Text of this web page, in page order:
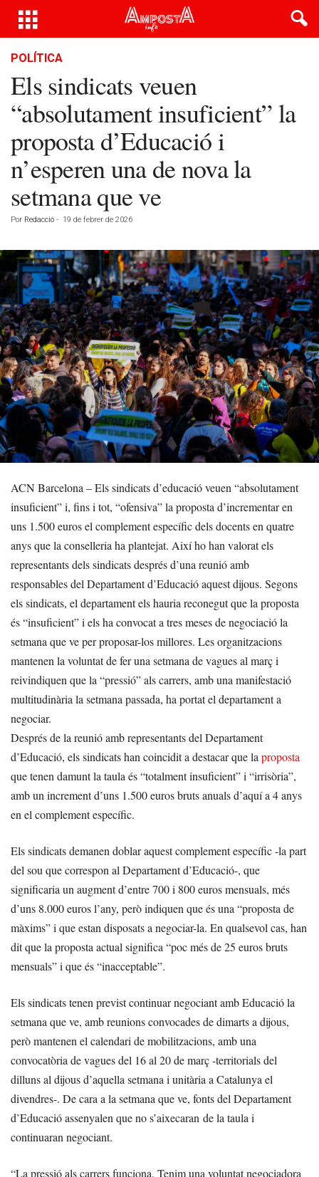
POLÍTICA
Els sindicats veuen
“absolutament insuficient” la
proposta d’Educació i
n’esperen una de nova la
setmana que ve
Por Redacció - 19 de febrer de 2026
ACN Barcelona – Els sindicats d’educació veuen “absolutament
insuficient” i, fins i tot, “ofensiva” la proposta d’incrementar en
uns 1.500 euros el complement específic dels docents en quatre
anys que la conselleria ha plantejat. Així ho han valorat els
representants dels sindicats després d’una reunió amb
responsables del Departament d’Educació aquest dijous. Segons
els sindicats, el departament els hauria reconegut que la proposta
és “insuficient” i els ha convocat a tres meses de negociació la
setmana que ve per proposar-los millores. Les organitzacions
mantenen la voluntat de fer una setmana de vagues al març i
reivindiquen que la “pressió” als carrers, amb una manifestació
multitudinària la setmana passada, ha portat el departament a
negociar.
Després de la reunió amb representants del Departament
d’Educació, els sindicats han coincidit a destacar que la proposta
que tenen damunt la taula és “totalment insuficient” i “irrisòria”,
amb un increment d’uns 1.500 euros bruts anuals d’aquí a 4 anys
en el complement específic.
Els sindicats demanen doblar aquest complement específic -la part
del sou que correspon al Departament d’Educació-, que
significaria un augment d’entre 700 i 800 euros mensuals, més
d’uns 8.000 euros l’any, però indiquen que és una “proposta de
màxims” i que estan disposats a negociar-la. En qualsevol cas, han
dit que la proposta actual significa “poc més de 25 euros bruts
mensuals” i que és “inacceptable”.
Els sindicats tenen previst continuar negociant amb Educació la
setmana que ve, amb reunions convocades de dimarts a dijous,
però mantenen el calendari de mobilitzacions, amb una
convocatòria de vagues del 16 al 20 de març -territorials del
dilluns al dijous d’aquella setmana i unitària a Catalunya el
divendres-. De cara a la setmana que ve, fonts del Departament
d’Educació assenyalen que no s’aixecaran de la taula i
continuaran negociant.
“La pressió als carrers funciona. Tenim una voluntat negociadora